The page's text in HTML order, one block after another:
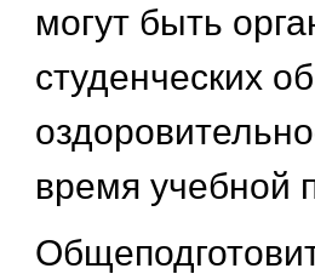
могут быть
студенческих
время учебной